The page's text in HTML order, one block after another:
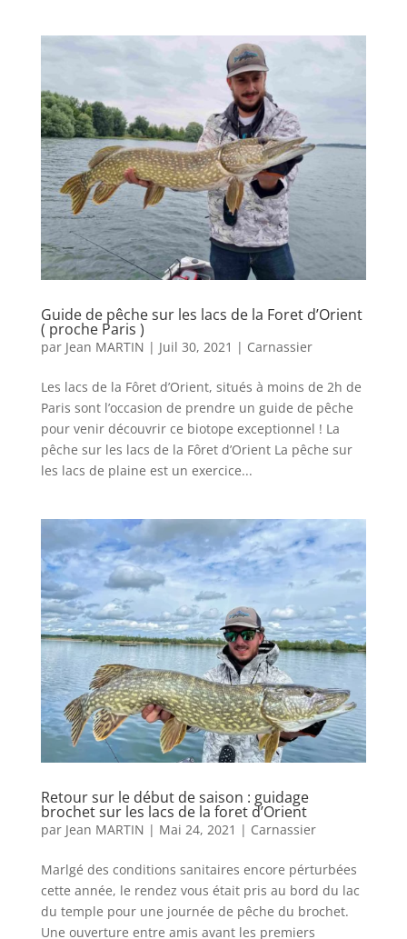
Guide de pêche sur les lacs de la Foret d’Orient
( proche Paris )
par Jean MARTIN | Juil 30, 2021 | Carnassier
Les lacs de la Fôret d’Orient, situés à moins de 2h de
Paris sont l’occasion de prendre un guide de pêche
pour venir découvrir ce biotope exceptionnel ! La
pêche sur les lacs de la Fôret d’Orient La pêche sur
les lacs de plaine est un exercice...
Retour sur le début de saison : guidage
brochet sur les lacs de la foret d’Orient
par Jean MARTIN | Mai 24, 2021 | Carnassier
Marlgé des conditions sanitaires encore pérturbées
cette année, le rendez vous était pris au bord du lac
du temple pour une journée de pêche du brochet.
Une ouverture entre amis avant les premiers